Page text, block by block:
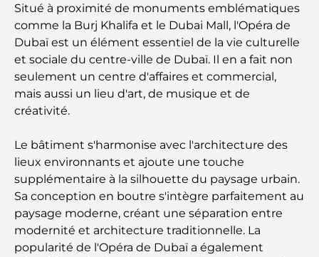
Cartes de crédit aux Émirats arabes unis : un guide
complet pour dépenser intelligemment
Hôpital du DIFC : des soins médicaux de classe
mondiale à Dubaï
Rarest Car in the World: Automotive Legends
Salles de sport au DIFC : quand le fitness
rencontre le style de vie professionnel
Plateformes de trading aux Émirats arabes unis :
un guide pour les investisseurs modernes
Situé à proximité de monuments emblématiques
comme la Burj Khalifa et le Dubai Mall, l'Opéra de
Dubaï est un élément essentiel de la vie culturelle
et sociale du centre-ville de Dubaï. Il en a fait non
seulement un centre d'affaires et commercial,
mais aussi un lieu d'art, de musique et de
créativité.
Le bâtiment s'harmonise avec l'architecture des
lieux environnants et ajoute une touche
supplémentaire à la silhouette du paysage urbain.
Sa conception en boutre s'intègre parfaitement au
paysage moderne, créant une séparation entre
modernité et architecture traditionnelle. La
popularité de l'Opéra de Dubaï a également